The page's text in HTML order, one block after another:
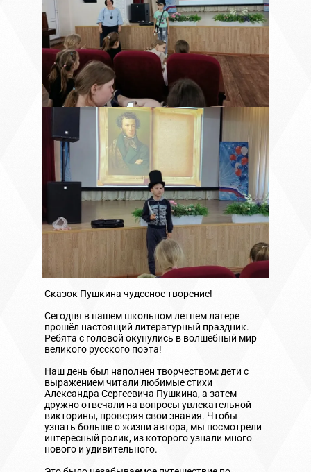
Сказок Пушкина чудесное творение!
Сегодня в нашем школьном летнем лагере
прошёл настоящий литературный праздник.
Ребята с головой окунулись в волшебный мир
великого русского поэта!
Наш день был наполнен творчеством: дети с
выражением читали любимые стихи
Александра Сергеевича Пушкина, а затем
дружно отвечали на вопросы увлекательной
викторины, проверяя свои знания. Чтобы
узнать больше о жизни автора, мы посмотрели
интересный ролик, из которого узнали много
нового и удивительного.